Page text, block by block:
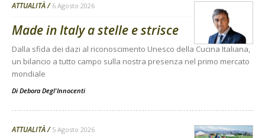
ATTUALITÀ 6 Agosto 2026
Made in Italy a stelle e strisce
Dalla sfida dei dazi al riconoscimento Unesco della Cucina Italiana,
un bilancio a tutto campo sulla nostra presenza nel primo mercato
mondiale
Di Debora Degl'Innocenti
ATTUALITÀ 5 Agosto 2026